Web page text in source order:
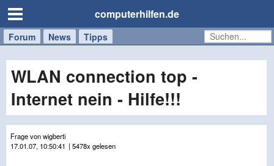
computerhilfen.de
Forum News Tipps
Handy
Tablet
Windows
Mac
WLAN connection top -
Internet nein - Hilfe!!!
Frage von wigberti
17.01.07, 10:50:41 | 5478x gelesen